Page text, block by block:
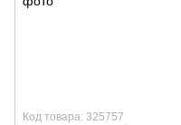
Код товара: 325757